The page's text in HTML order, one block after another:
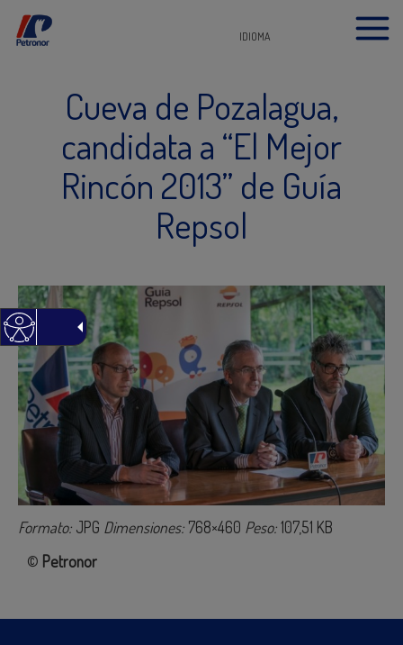
IDIOMA
Cueva de Pozalagua,
candidata a “El Mejor
Rincón 2013” de Guía
Repsol
Formato: JPG Dimensiones: 768×460 Peso:107,51 KB
© Petronor